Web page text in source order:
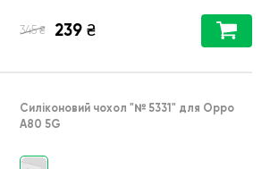
345 ₴ 239 ₴
Силіконовий чохол "№ 5331" для Oppo
A80 5G